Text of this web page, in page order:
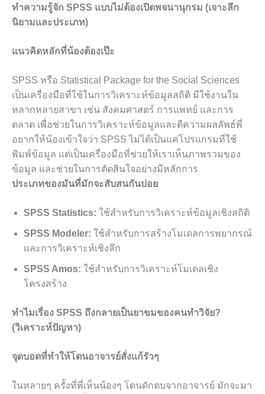
ทำความรู้จัก SPSS แบบไม่ต้องเปิดพจนานุกรม (เจาะลึก
นิยามและประเภท)
แนวคิดหลักที่น้องต้องเป๊ะ
SPSS หรือ Statistical Package for the Social Sciences
เป็นเครื่องมือที่ใช้ในการวิเคราะห์ข้อมูลสถิติ มีใช้งานใน
หลากหลายสาขา เช่น สังคมศาสตร์ การแพทย์ และการ
ตลาด เพื่อช่วยในการวิเคราะห์ข้อมูลและตีความผลลัพธ์พี่
อยากให้น้องเข้าใจว่า SPSS ไม่ได้เป็นแค่โปรแกรมที่ใช้
พิมพ์ข้อมูล แต่เป็นเครื่องมือที่ช่วยให้เราเห็นภาพรวมของ
ข้อมูล และช่วยในการตัดสินใจอย่างมีหลักการ
ประเภทของมันที่มักจะสับสนกันบ่อย
SPSS Statistics: ใช้สำหรับการวิเคราะห์ข้อมูลเชิงสถิติ
SPSS Modeler: ใช้สำหรับการสร้างโมเดลการพยากรณ์
และการวิเคราะห์เชิงลึก
SPSS Amos: ใช้สำหรับการวิเคราะห์โมเดลเชิง
โครงสร้าง
ทำไมเรื่อง SPSS ถึงกลายเป็นยาขมของคนทำวิจัย?
(วิเคราะห์ปัญหา)
จุดบอดที่ทำให้โดนอาจารย์สั่งแก้รัวๆ
ในหลายๆ ครั้งที่พี่เห็นน้องๆ โดนดักตบจากอาจารย์ มักจะมา